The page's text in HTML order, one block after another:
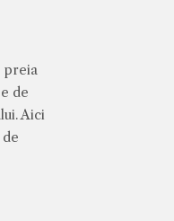
preia
de
Aici